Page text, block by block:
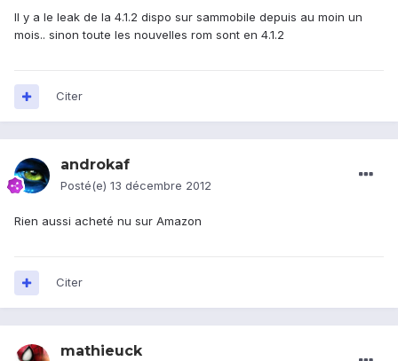
Il y a le leak de la 4.1.2 dispo sur sammobile depuis au moin un
mois.. sinon toute les nouvelles rom sont en 4.1.2
Citer
androkaf
Posté(e) 13 décembre 2012
Rien aussi acheté nu sur Amazon
Citer
mathieuck